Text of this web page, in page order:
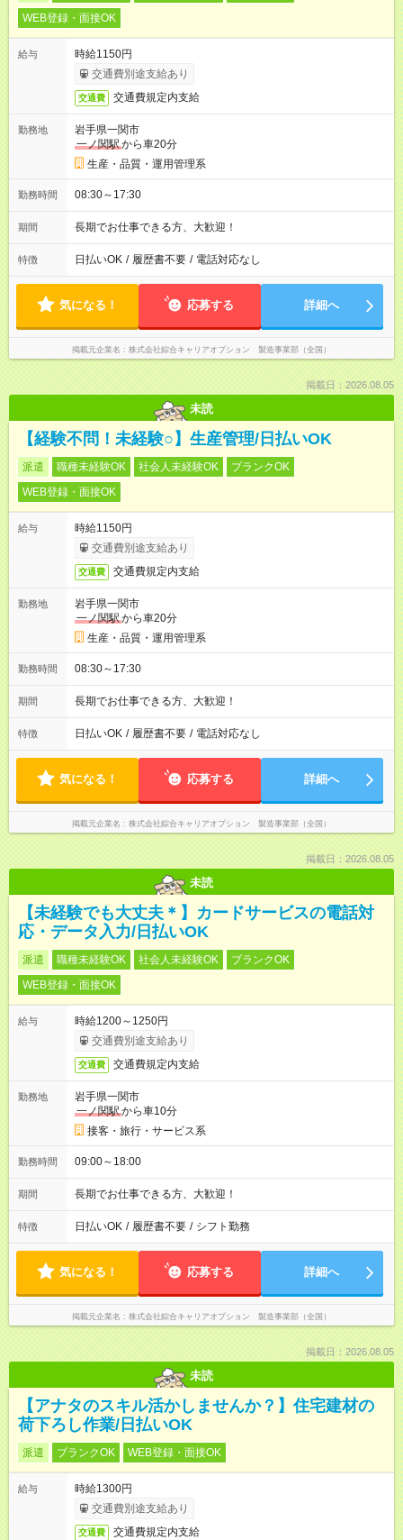
WEB登録・面接OK
給与
時給1150円
交通費別途支給あり
交通費 交通費規定内支給
勤務地
岩手県一関市
一ノ関駅から車20分
生産・品質・運用管理系
勤務時間 08:30～17:30
期間 長期でお仕事できる方、大歓迎！
特徴 日払いOK / 履歴書不要 / 電話対応なし
気になる！ 応募する 詳細へ
掲載元企業名 株式会社綜合キャリアオプション 製造事業部（全国）
掲載日：2026.08.05
未読
【経験不問！未経験○】生産管理/日払いOK
派遣 職種未経験OK 社会人未経験OK
ブランクOK
WEB登録・面接OK
給与
時給1150円
交通費別途支給あり
交通費 交通費規定内支給
勤務地
岩手県一関市
一ノ関駅から車20分
生産・品質・運用管理系
勤務時間 08:30～17:30
期間 長期でお仕事できる方、大歓迎！
特徴 日払いOK / 履歴書不要 / 電話対応なし
気になる！ 応募する 詳細へ
掲載元企業名 株式会社綜合キャリアオプション 製造事業部（全国）
掲載日：2026.08.05
未読
【未経験でも大丈夫＊】カードサービスの電話対
応・データ入力/日払いOK
派遣 職種未経験OK 社会人未経験OK
ブランクOK
WEB登録・面接OK
給与
時給1200～1250円
交通費別途支給あり
交通費 交通費規定内支給
勤務地
岩手県一関市
一ノ関駅から車10分
接客・旅行・サービス系
勤務時間 09:00～18:00
期間 長期でお仕事できる方、大歓迎！
特徴 日払いOK / 履歴書不要 / シフト勤務
気になる！ 応募する 詳細へ
掲載元企業名 株式会社綜合キャリアオプション 製造事業部（全国）
掲載日：2026.08.05
未読
【アナタのスキル活かしませんか？】住宅建材の
荷下ろし作業/日払いOK
派遣 ブランクOK WEB登録・面接OK
給与
時給1300円
交通費別途支給あり
交通費 交通費規定内支給